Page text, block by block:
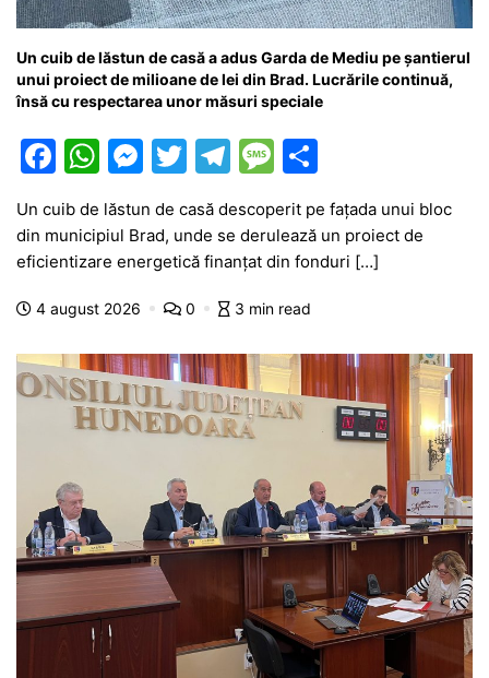
Un cuib de lăstun de casă a adus Garda de Mediu pe șantierul
unui proiect de milioane de lei din Brad. Lucrările continuă,
însă cu respectarea unor măsuri speciale
F
c
e
b
o
o
k
W
at
s
A
p
M
s
s
e
g
er
T
itt
er
T
e
gr
a
m
M
s
s
a
g
e
ta
je
ă
Un cuib de lăstun de casă descoperit pe fațada unui bloc
din municipiul Brad, unde se derulează un proiect de
eficientizare energetică finanțat din fonduri […]
4 august 2026 0 3 min read